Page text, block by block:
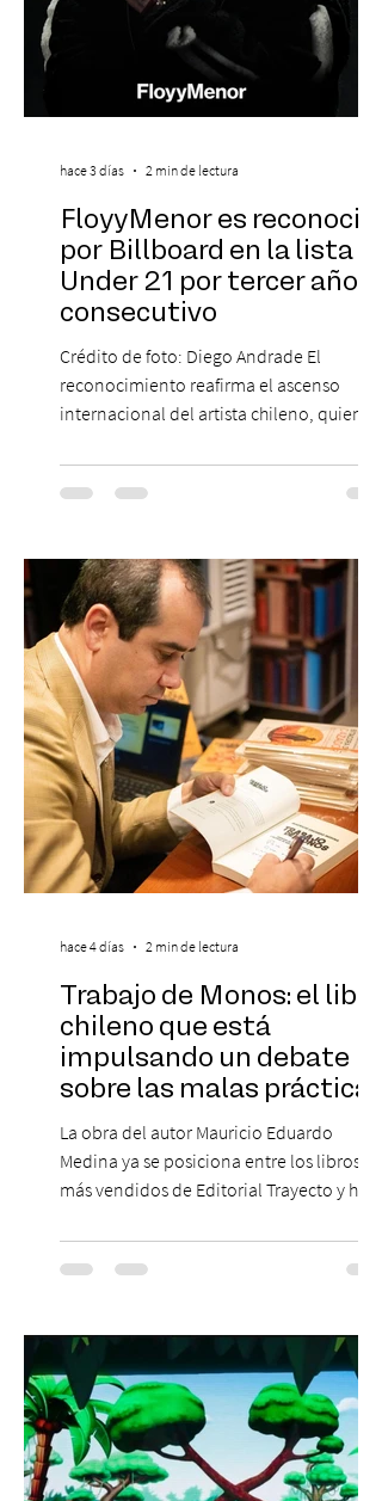
FloyyMenor es reconocido
por Billboard en la lista 21
Under 21 por tercer año
consecutivo
Crédito de foto: Diego Andrade El
reconocimiento reafirma el ascenso
internacional del artista chileno, quien
en la escena global. MIAMI, FL (3 de agosto
de 2026) — FloyyMenor ha sido
Under 21 por tercer año consecutivo,
formando parte una vez más de la
selección anual de la publicación que
destaca a los artistas menores de 21 años
más influyentes de la industria musical.
Este reconocimiento reaf
hace 3 días 2 min de lectura
Trabajo de Monos: el libro
chileno que está
impulsando un debate
sobre las malas prácticas
laborales y el futuro del
trabajo
La obra del autor Mauricio Eduardo
Medina ya se posiciona entre los libros
más vendidos de Editorial Trayecto y ha
para mejorar los procesos de selección
laboral en Chile. En un contexto donde el
experiencias laborales forman parte de la
realidad de miles de trabajadores, Trabajo
de Monos – Reflexiones de la Selva
Corporativa, del autor Mauricio Eduardo
Medina, ha trascendido el ámbito editorial
hace 4 días 2 min de lectura